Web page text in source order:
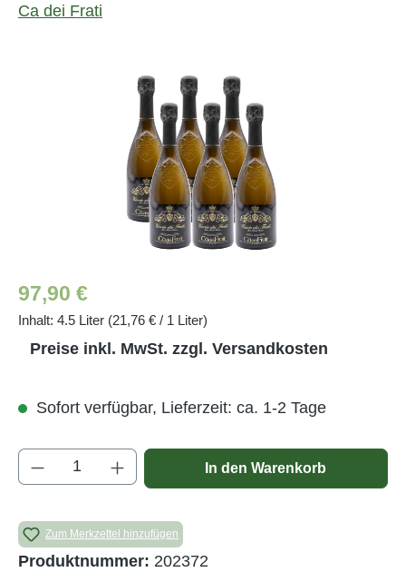
Ca dei Frati
Regulärer Preis:
97,90 €
Inhalt: 4.5 Liter (21,76 € / 1 Liter)
Preise inkl. MwSt. zzgl. Versandkosten
Sofort verfügbar, Lieferzeit: ca. 1-2 Tage
Produkt Anzahl: Gib den gewünschten
In den Warenkorb
Zum Merkzettel hinzufügen
Produktnummer: 202372